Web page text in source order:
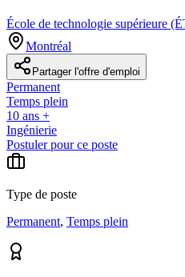
École de technologie supérieure
Montréal
Partager l'offre d'emploi
Permanent
Temps plein
10 ans +
Ingénierie
Postuler pour ce poste
Type de poste
Permanent, Temps plein